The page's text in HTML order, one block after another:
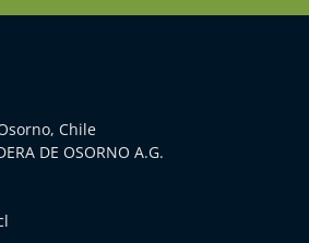
Chile
DE OSORNO A.G.